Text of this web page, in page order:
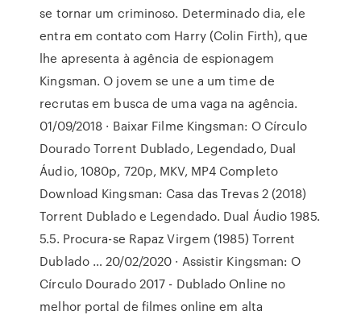
se tornar um criminoso. Determinado dia, ele
entra em contato com Harry (Colin Firth), que
lhe apresenta à agência de espionagem
Kingsman. O jovem se une a um time de
recrutas em busca de uma vaga na agência.
01/09/2018 · Baixar Filme Kingsman: O Círculo
Dourado Torrent Dublado, Legendado, Dual
Áudio, 1080p, 720p, MKV, MP4 Completo
Download Kingsman: Casa das Trevas 2 (2018)
Torrent Dublado e Legendado. Dual Áudio 1985.
5.5. Procura-se Rapaz Virgem (1985) Torrent
Dublado … 20/02/2020 · Assistir Kingsman: O
Círculo Dourado 2017 - Dublado Online no
melhor portal de filmes online em alta